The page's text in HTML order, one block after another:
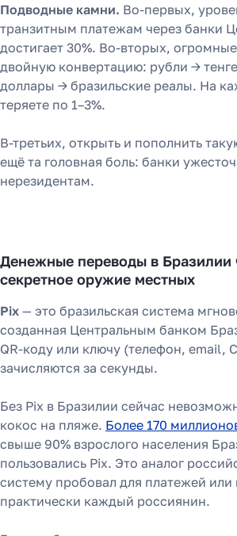
Подводные камни. Во-первых,
транзитным платежам через банки
достигает 30%. Во-вторых,
двойную конвертацию: рубли →
доллары → бразильские реалы. На
теряете по 1–3%.
В-третьих, открыть и пополнить
ещё та головная боль: банки
нерезидентам.
Денежные переводы в Бразилии
секретное оружие местных
Pix — это бразильская система
созданная Центральным банком
QR-коду или ключу (телефон, email,
зачисляются за секунды.
Без Pix в Бразилии сейчас
кокос на пляже. Более 170
свыше 90% взрослого населения
пользовались Pix. Это аналог
систему пробовал для платежей или
практически каждый россиянин.